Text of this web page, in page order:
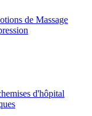
de Massage
d'hôpital